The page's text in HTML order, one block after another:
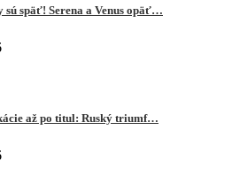
sú späť! Serena a Venus opäť…
až po titul: Ruský triumf…